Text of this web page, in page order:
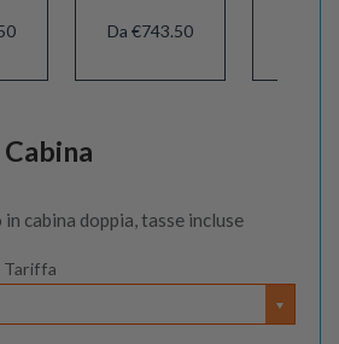
Da €743.50
cabina doppia, tasse incluse
Tariffa